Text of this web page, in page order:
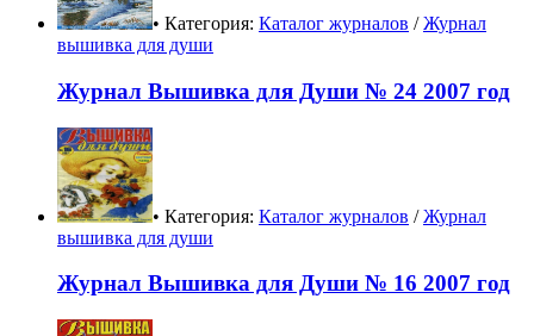
• Категория: Каталог журналов /Журнал
вышивка для души
Журнал Вышивка для Души № 24 2007 год
• Категория: Каталог журналов /Журнал
вышивка для души
Журнал Вышивка для Души № 16 2007 год